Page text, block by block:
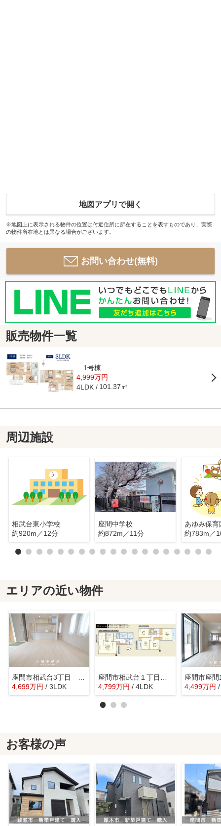
地図アプリで開く
※地図上に表示される物件の位置は付近住所に所在することを表すものであり、実際
の物件所在地とは異なる場合がございます。
お問い合わせ(無料)
販売物件一覧
1号棟
4,999万円
4LDK 101.37㎡
周辺施設
相武台東小学校
約920m／12分
座間中学校
約872m／11分
あゆみ保育
約783m／
エリアの近い物件
座間市相武台3丁目 中古戸建て【仲介手数料無料】
4,699万円 / 3LDK
座間市相武台１丁目 新築戸建て 全１棟【仲介手数料無料】
4,799万円 / 4LDK 4,499万円
お客様の声